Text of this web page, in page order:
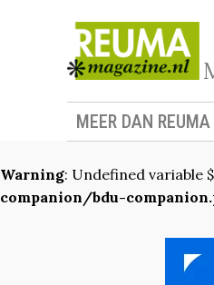
MEER DAN REUMA
Warning: Undefined
companion/bdu-